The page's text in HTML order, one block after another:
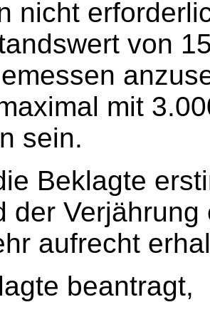
nicht
von
mit
sein.
Beklagte
der
aufrecht
beantragt,